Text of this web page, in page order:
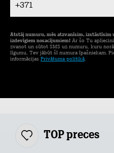
+371
Atstāj numuru, mēs atzvanīsim, izstāstīsim
izdevīgiem nosacījumiem! Ar šo Tu
zvanot un sūtot SMS uz numuru, kuru
līgumu, Tev jābūt šī numura īpašniekam.
informācijas Privātuma politikā.
TOP preces